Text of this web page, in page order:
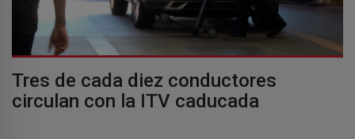
Tres de cada diez conductores
circulan con la ITV caducada